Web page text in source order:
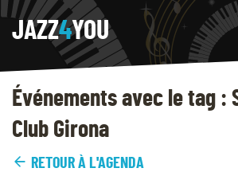
JAZZ4YOU
Événements avec le tag :
Club Girona
RETOUR À L'AGENDA